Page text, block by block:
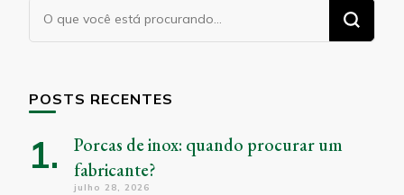
Procurando
algo?
POSTS RECENTES
Porcas de inox: quando procurar um
fabricante?
julho 28, 2026